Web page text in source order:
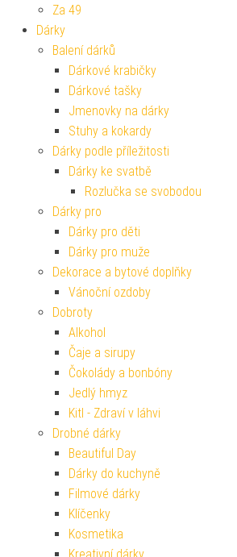
Za 49
Dárky
Balení dárků
Dárkové krabičky
Dárkové tašky
Jmenovky na dárky
Stuhy a kokardy
Dárky podle příležitosti
Dárky ke svatbě
Rozlučka se svobodou
Dárky pro
Dárky pro děti
Dárky pro muže
Dekorace a bytové doplňky
Vánoční ozdoby
Dobroty
Alkohol
Čaje a sirupy
Čokolády a bonbóny
Jedlý hmyz
Kitl - Zdraví v láhvi
Drobné dárky
Beautiful Day
Dárky do kuchyně
Filmové dárky
Klíčenky
Kosmetika